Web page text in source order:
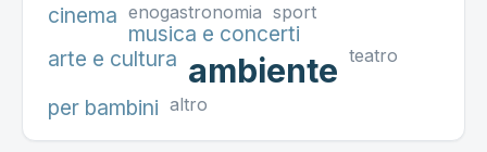
cinema enogastronomia sport
musica e concerti
arte e cultura ambiente teatro
per bambini altro